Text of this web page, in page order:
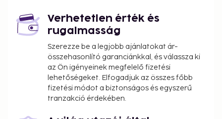
Verhetetlen érték és
rugalmasság
Szerezze be a legjobb ajánlatokat ár-
összehasonlító garanciánkkal, és válassza ki
az Ön igényeinek megfelelő fizetési
lehetőségeket. Elfogadjuk az összes főbb
fizetési módot a biztonságos és egyszerű
tranzakció érdekében.